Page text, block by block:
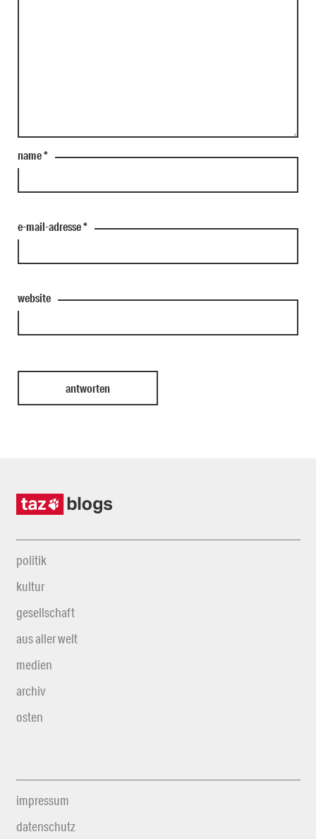
name*
e-mail-adresse*
website
politik
kultur
gesellschaft
aus aller welt
medien
archiv
osten
impressum
datenschutz